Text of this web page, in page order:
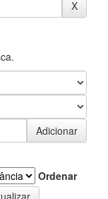
Ordenar